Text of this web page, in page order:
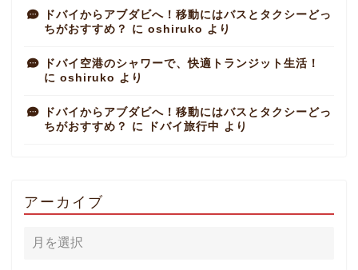
ドバイからアブダビへ！移動にはバスとタクシーどっ
ちがおすすめ？
に oshiruko より
ドバイ空港のシャワーで、快適トランジット生活！
に oshiruko より
ドバイからアブダビへ！移動にはバスとタクシーどっ
ちがおすすめ？
に ドバイ旅行中 より
アーカイブ